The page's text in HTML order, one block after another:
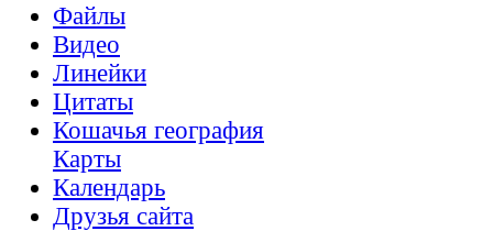
Файлы
Видео
Линейки
Цитаты
Кошачья география
Карты
Календарь
Друзья сайта